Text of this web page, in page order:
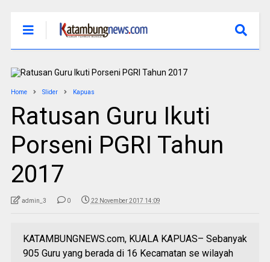
Home Slider Kapuas
Ratusan Guru Ikuti
Porseni PGRI Tahun
2017
admin_3 0 22 November 2017 14:09
KATAMBUNGNEWS.com, KUALA KAPUAS– Sebanyak
905 Guru yang berada di 16 Kecamatan se wilayah